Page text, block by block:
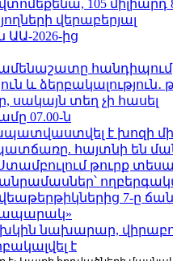
105 միլիարդ
վերաբերյալ
2026-ից
հանդիպում
և
սակայն տեղ չի հասել
07.00-ն
է խոզի
հայտնի են
թուրք
7-ը
նախարար,
է